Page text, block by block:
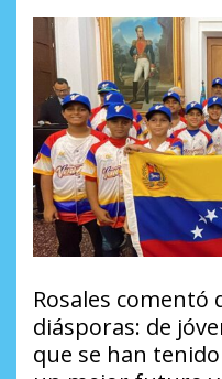
Rosales comentó
diásporas: de
que se han